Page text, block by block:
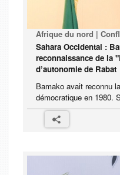
Afrique du nord |
Sahara Occidental :
reconnaissance de la
d’autonomie de Rabat
Bamako avait reconnu
démocratique en 1980.